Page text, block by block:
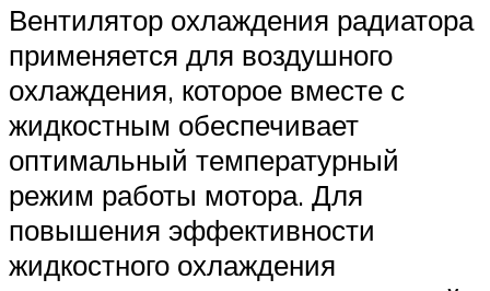
Вентилятор охлаждения радиатора
применяется для воздушного
охлаждения, которое вместе с
жидкостным обеспечивает
оптимальный температурный
режим работы мотора. Для
повышения эффективности
жидкостного охлаждения